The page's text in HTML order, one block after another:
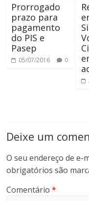
Prorrogado
prazo para
pagamento
do PIS e
Pasep
05/07/2016 0
Deixe um
O seu endereço de e-
obrigatórios são
Comentário*